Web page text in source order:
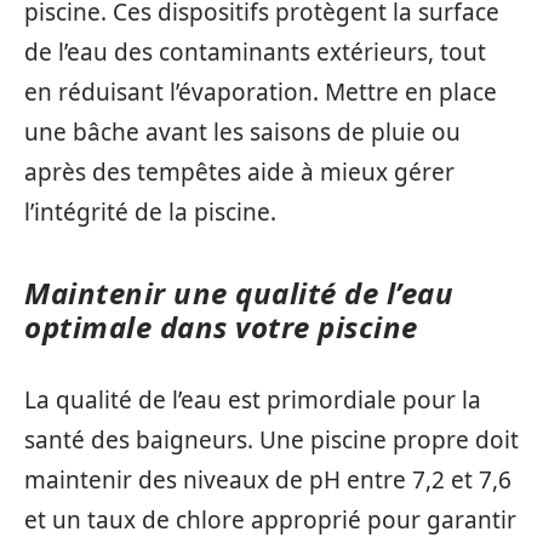
piscine. Ces dispositifs protègent la surface
de l’eau des contaminants extérieurs, tout
en réduisant l’évaporation. Mettre en place
une bâche avant les saisons de pluie ou
après des tempêtes aide à mieux gérer
l’intégrité de la piscine.
Maintenir une qualité de l’eau
optimale dans votre piscine
La qualité de l’eau est primordiale pour la
santé des baigneurs. Une piscine propre doit
maintenir des niveaux de pH entre 7,2 et 7,6
et un taux de chlore approprié pour garantir